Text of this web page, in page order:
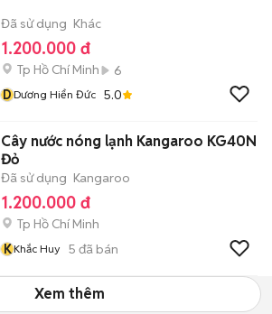
Đã sử dụng Khác
1.200.000 đ
Tp Hồ Chí Minh
6
DDương Hiển Đức 5.0
Cây nước nóng lạnh Kangaroo KG40N
Đỏ
Đã sử dụng Kangaroo
1.200.000 đ
Tp Hồ Chí Minh
KKhắc Huy 5 đã bán
Xem thêm